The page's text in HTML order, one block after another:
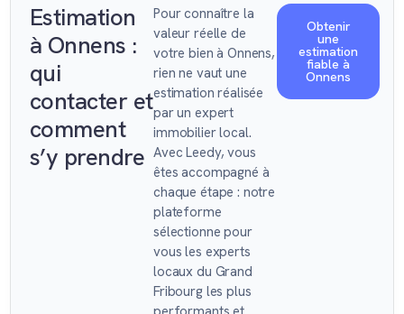
Estimation
à Onnens :
qui
contacter et
comment
s’y prendre
Pour connaître la
valeur réelle de
votre bien à Onnens,
rien ne vaut une
estimation réalisée
par un expert
immobilier local.
Avec Leedy, vous
êtes accompagné à
chaque étape : notre
plateforme
sélectionne pour
vous les experts
locaux du Grand
Fribourg les plus
Obtenir
une
estimation
fiable à
Onnens